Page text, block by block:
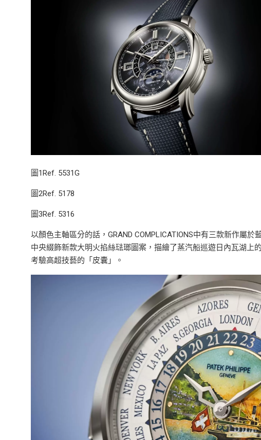
圖1Ref. 5531G
圖2Ref. 5178
圖3Ref. 5316
以顏色主軸區分的話，GRAND COMPLICATIONS中有三款新作屬於
中央綴飾新款大明火掐絲琺瑯圖案，描繪了蒸汽船巡遊日內瓦湖上
考驗高超技藝的「皮囊」。